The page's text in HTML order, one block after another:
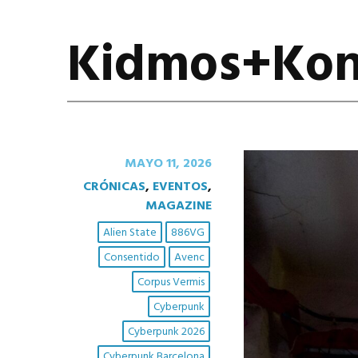
MAYO 11, 2026
CRÓNICAS, EVENTOS,
MAGAZINE
886VG
Alien State
Avenc
Consentido
Corpus Vermis
Cyberpunk
Cyberpunk 2026